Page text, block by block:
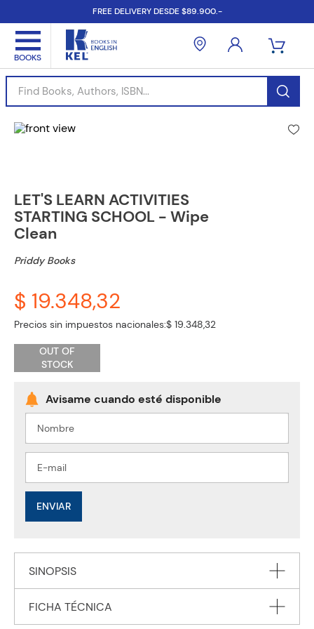
FREE DELIVERY DESDE $89.900.-
Find Books, Authors, ISBN...
LET'S LEARN ACTIVITIES
STARTING SCHOOL - Wipe
Clean
Priddy Books
$ 19.348,32
Precios sin impuestos nacionales:$ 19.348,32
OUT OF
STOCK
ENVIAR
SINOPSIS
With over 4 million copies sold to date, this is the complete
early learning series to help children master the key skills
FICHA TÉCNICA